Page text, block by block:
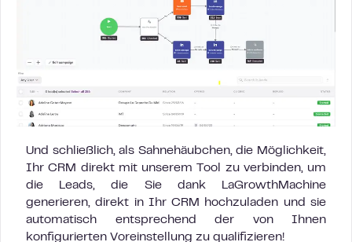
Und schließlich, als Sahnehäubchen, die Möglichkeit,
Ihr CRM direkt mit unserem Tool zu verbinden, um
die Leads, die Sie dank LaGrowthMachine
generieren, direkt in Ihr CRM hochzuladen und sie
automatisch entsprechend der von Ihnen
konfigurierten Voreinstellung zu qualifizieren!